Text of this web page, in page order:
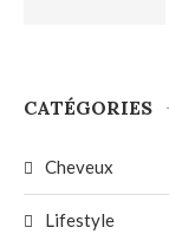
CATÉGORIES
Cheveux
Lifestyle